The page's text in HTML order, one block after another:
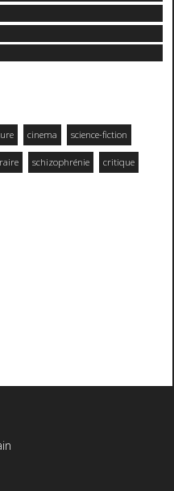
cinema science-fiction
schizophrénie critique